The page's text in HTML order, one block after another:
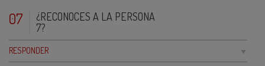
07
¿RECONOCES A LA PERSONA
7?
RESPONDER